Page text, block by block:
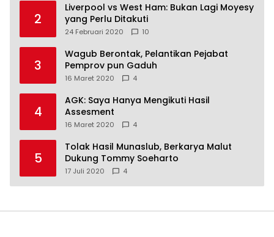
2
Liverpool vs West Ham: Bukan Lagi Moyesy
yang Perlu Ditakuti
24 Februari 2020 10
3
Wagub Berontak, Pelantikan Pejabat
Pemprov pun Gaduh
16 Maret 2020 4
4
AGK: Saya Hanya Mengikuti Hasil
Assesment
16 Maret 2020 4
5
Tolak Hasil Munaslub, Berkarya Malut
Dukung Tommy Soeharto
17 Juli 2020 4